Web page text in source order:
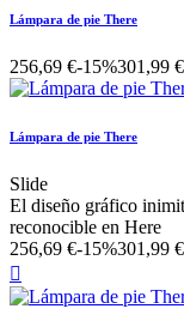
Lámpara de pie There
256,69 €-15%301,99 €
Lámpara de pie There
Slide
El diseño gráfico
reconocible en Here
256,69 €-15%301,99 €
